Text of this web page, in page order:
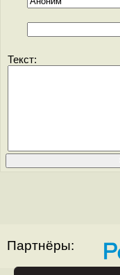
Текст:
Партнёры: